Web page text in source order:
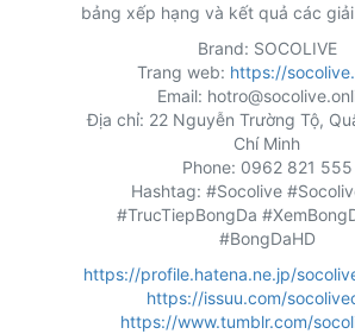
bảng xếp hạng và kết quả các
Brand: SOCOLIVE
Trang web: https://
Email:
Địa chỉ: 22 Nguyễn Trường Tộ,
Chí Minh
Phone: 0962 821 555
Hashtag: #Socolive
#TrucTiepBongDa
#BongDaHD
https://profile.hatena.ne.jp/
https://issuu.com/
https://www.tumblr.com/